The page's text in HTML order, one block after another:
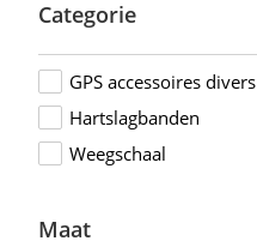
Categorie
GPS accessoires divers
Hartslagbanden
Weegschaal
Maat